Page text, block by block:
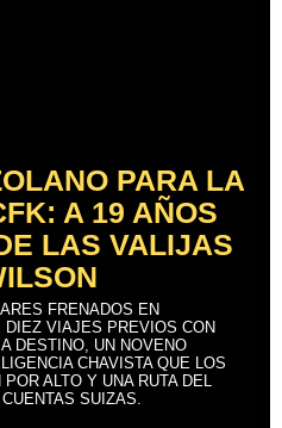
PARA LA
A 19 AÑOS
LAS VALIJAS
FRENADOS EN
VIAJES PREVIOS CON
DESTINO, UN NOVENO
CHAVISTA QUE LOS
ALTO Y UNA RUTA DEL
SUIZAS.